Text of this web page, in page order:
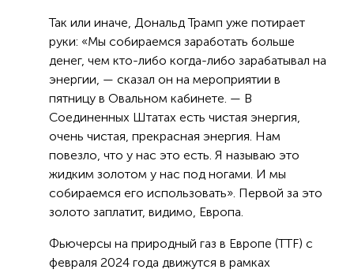
Так или иначе, Дональд Трамп уже потирает
руки: «Мы собираемся заработать больше
денег, чем кто-либо когда-либо зарабатывал на
энергии, — сказал он на мероприятии в
пятницу в Овальном кабинете. — В
Соединенных Штатах есть чистая энергия,
очень чистая, прекрасная энергия. Нам
повезло, что у нас это есть. Я называю это
жидким золотом у нас под ногами. И мы
собираемся его использовать». Первой за это
золото заплатит, видимо, Европа.
Фьючерсы на природный газ в Европе (TTF) с
февраля 2024 года движутся в рамках